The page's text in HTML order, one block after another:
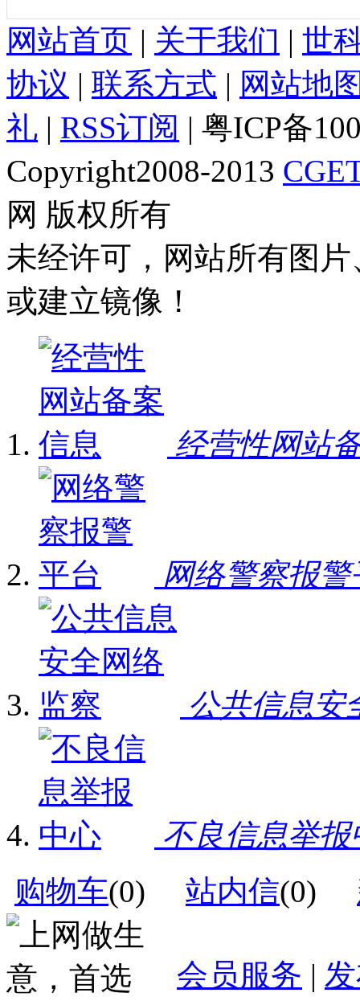
网站首页 | 关于我们 | 世
协议 | 联系方式 | 网站地
礼 | RSS订阅 | 粤ICP备
Copyright2008-2013
网 版权所有
未经许可，网站所有图
或建立镜像！
经营性网站
网络警察报警
公共信息安
不良信息举报
购物车(0) 站内信(0)
会员服务 |